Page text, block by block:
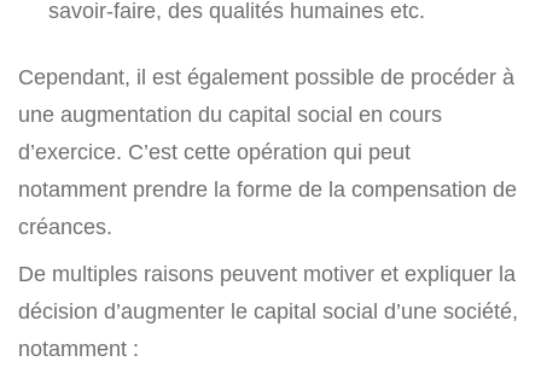
savoir-faire, des qualités humaines etc.
Cependant, il est également possible de procéder à
une augmentation du capital social en cours
d’exercice. C’est cette opération qui peut
notamment prendre la forme de la compensation de
créances.
De multiples raisons peuvent motiver et expliquer la
décision d’augmenter le capital social d’une société,
notamment :